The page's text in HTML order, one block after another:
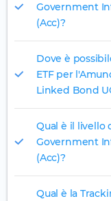
Government
(Acc)?
Dove è
ETF per
Linked Bond
Qual è il livello
Government
(Acc)?
Qual è la